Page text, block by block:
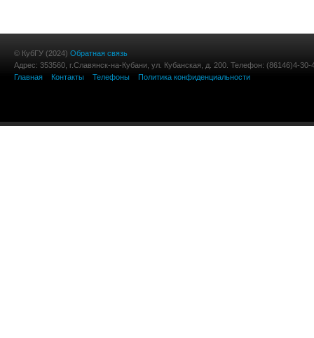
© КубГУ (2024) Обратная связь
Адрес: 353560, г.Славянск-на-Кубани, ул. Кубанская, д. 200. Телефон: (86146)4-30-
Главная
Контакты Телефоны Политика конфиденциальности